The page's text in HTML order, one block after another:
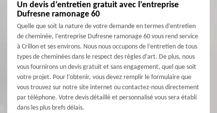
Un devis d’entretien gratuit avec l’entreprise
Dufresne ramonage 60
Quelle que soit la nature de votre demande en termes d’entretien
de cheminée, l’entreprise Dufresne ramonage 60 vous rend service
à Crillon et ses environs. Nous nous occupons de l’entretien de tous
types de cheminées dans le respect des règles d’art. De plus, nous
vous fournirons un devis gratuit et sans engagement, quel que soit
votre projet. Pour l’obtenir, vous devez remplir le formulaire que
vous trouvez sur notre site internet ou contactez-nous directement
par téléphone. Votre devis détaillé et personnalisé vous sera établi
dans les plus brefs délais.